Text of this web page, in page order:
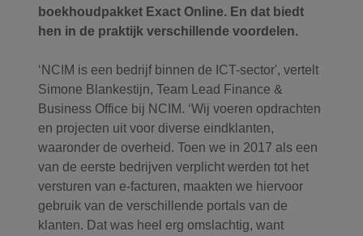
boekhoudpakket Exact Online. En dat biedt
hen in de praktijk verschillende voordelen.
‘NCIM is een bedrijf binnen de ICT-sector', vertelt
Simone Blankestijn, Team Lead Finance &
Business Office bij NCIM. ‘Wij voeren opdrachten
en projecten uit voor diverse eindklanten,
waaronder de overheid. Toen we in 2017 als een
van de eerste bedrijven verplicht werden tot het
versturen van e-facturen, maakten we hiervoor
gebruik van de verschillende portals van de
klanten. Dat was heel erg omslachtig, want